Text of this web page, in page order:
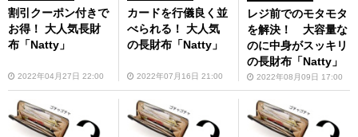
割引クーポン付きで
お得！ 大人気長財
布「Natty」
2022年04月27日 22:00
カードを行儀良く並
べられる！ 大人気
の長財布「Natty」
2022年07月16日 21:00
レジ前でのモタモタ
を解決！ 大容量な
のに中身がスッキリ
の長財布「Natty」
2022年08月09日 17:00